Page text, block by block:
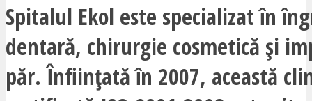
Spitalul Ekol este specializat în
dentară, chirurgie cosmetică și
păr. Înființată în 2007, această